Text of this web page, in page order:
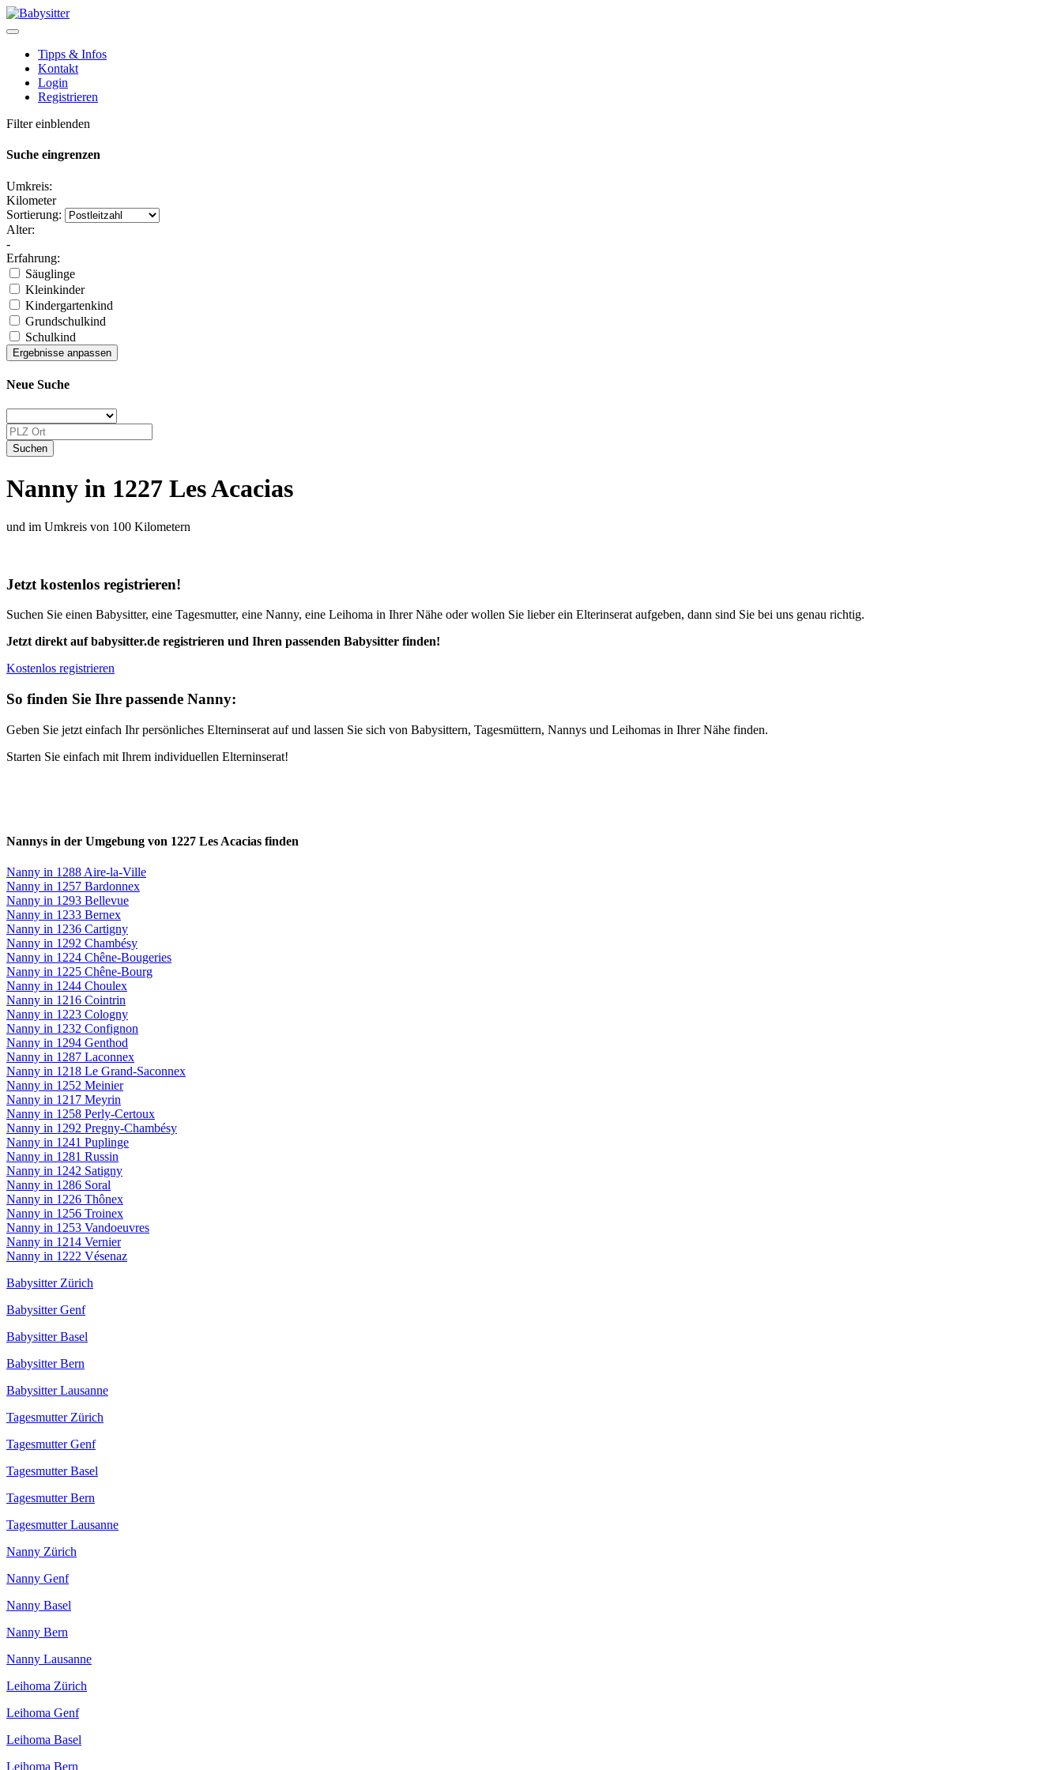
Tipps & Infos
Kontakt
Login
Registrieren
Filter einblenden
Suche eingrenzen
Umkreis:
Kilometer
Sortierung:
Alter:
-
Erfahrung:
Säuglinge
Kleinkinder
Kindergartenkind
Grundschulkind
Schulkind
Neue Suche
Nanny in 1227 Les Acacias
und im Umkreis von 100 Kilometern
Jetzt kostenlos registrieren!
Suchen Sie einen Babysitter, eine Tagesmutter, eine Nanny, eine Leihoma in Ihrer Nähe oder wollen Sie lieber ein Elterinserat aufgeben, dann sind Sie bei uns genau richtig.
Jetzt direkt auf babysitter.de registrieren und Ihren passenden Babysitter finden!
Kostenlos registrieren
So finden Sie Ihre passende Nanny:
Geben Sie jetzt einfach Ihr persönliches Elterninserat auf und lassen Sie sich von Babysittern, Tagesmüttern, Nannys und Leihomas in Ihrer Nähe finden.
Starten Sie einfach mit Ihrem individuellen Elterninserat!
Nannys in der Umgebung von 1227 Les Acacias finden
Nanny in 1288 Aire-la-Ville
Nanny in 1257 Bardonnex
Nanny in 1293 Bellevue
Nanny in 1233 Bernex
Nanny in 1236 Cartigny
Nanny in 1292 Chambésy
Nanny in 1224 Chêne-Bougeries
Nanny in 1225 Chêne-Bourg
Nanny in 1244 Choulex
Nanny in 1216 Cointrin
Nanny in 1223 Cologny
Nanny in 1232 Confignon
Nanny in 1294 Genthod
Nanny in 1287 Laconnex
Nanny in 1218 Le Grand-Saconnex
Nanny in 1252 Meinier
Nanny in 1217 Meyrin
Nanny in 1258 Perly-Certoux
Nanny in 1292 Pregny-Chambésy
Nanny in 1241 Puplinge
Nanny in 1281 Russin
Nanny in 1242 Satigny
Nanny in 1286 Soral
Nanny in 1226 Thônex
Nanny in 1256 Troinex
Nanny in 1253 Vandoeuvres
Nanny in 1214 Vernier
Nanny in 1222 Vésenaz
Babysitter Zürich
Babysitter Genf
Babysitter Basel
Babysitter Bern
Babysitter Lausanne
Tagesmutter Zürich
Tagesmutter Genf
Tagesmutter Basel
Tagesmutter Bern
Tagesmutter Lausanne
Nanny Zürich
Nanny Genf
Nanny Basel
Nanny Bern
Nanny Lausanne
Leihoma Zürich
Leihoma Genf
Leihoma Basel
Leihoma Bern